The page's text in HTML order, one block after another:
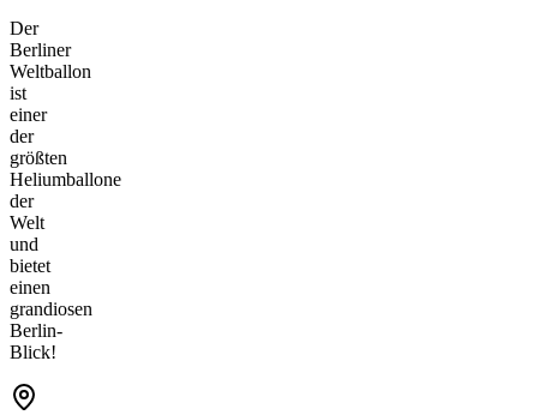
Der
Berliner
Weltballon
ist
einer
der
größten
Heliumballone
der
Welt
und
bietet
einen
grandiosen
Berlin-
Blick!